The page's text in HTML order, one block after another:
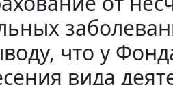
что у
вида